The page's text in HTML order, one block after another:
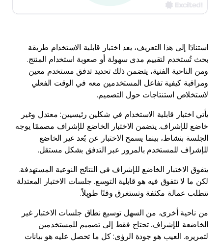
استنادًا إلى هذا التعريف، يعد اختبار قابلية الاستخدام طريقة
بحث تُستخدم لتقييم مدى سهولة أو صعوبة استخدام المنتج.
ومن الناحية الفنية، يتضمن ذلك تحديد تدفق مستخدم معين
ومراقبة كيفية تفاعل المستخدمين معه في الوقت الفعلي
لاستخلاص استنتاجات حول التصميم.
يأتي اختبار قابلية الاستخدام في شكلين رئيسيين: معتدل وغير
خاضع للإشراف. يتضمن الاختبار الخاضع للإشراف مصممًا يوجه
الجلسة بنشاط، بينما يسمح الاختبار عن بُعد غير الخاضع
للإشراف للمستخدم بالمرور عبر التدفق بشكل مستقل.
يتفوق الاختبار الخاضع للإشراف في النتائج النوعية المستهدفة.
لكن ما لا تتفوق فيه هو قابلية التوسع. جلسات الاختبار المعتدلة
تتطلب عمالة مكثفة وتستغرق وقتًا طويلاً.
من ناحية أخرى، من السهل توسيع نطاق جلسات الاختبار غير
الخاضعة للإشراف. تحتاج فقط إلى تصميم للمستخدمين
لتمريره. العيب هو جودة الرؤى: كل ما تحصل عليه هو بيانات